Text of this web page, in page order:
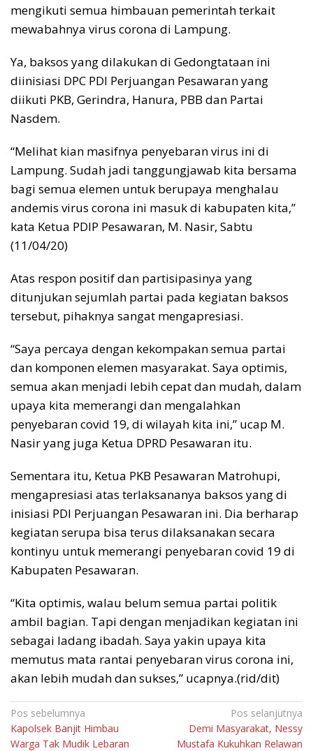
mengikuti semua himbauan pemerintah terkait
mewabahnya virus corona di Lampung.
Ya, baksos yang dilakukan di Gedongtataan ini
diinisiasi DPC PDI Perjuangan Pesawaran yang
diikuti PKB, Gerindra, Hanura, PBB dan Partai
Nasdem.
“Melihat kian masifnya penyebaran virus ini di
Lampung. Sudah jadi tanggungjawab kita bersama
bagi semua elemen untuk berupaya menghalau
andemis virus corona ini masuk di kabupaten kita,”
kata Ketua PDIP Pesawaran, M. Nasir, Sabtu
(11/04/20)
Atas respon positif dan partisipasinya yang
ditunjukan sejumlah partai pada kegiatan baksos
tersebut, pihaknya sangat mengapresiasi.
“Saya percaya dengan kekompakan semua partai
dan komponen elemen masyarakat. Saya optimis,
semua akan menjadi lebih cepat dan mudah, dalam
upaya kita memerangi dan mengalahkan
penyebaran covid 19, di wilayah kita ini,” ucap M.
Nasir yang juga Ketua DPRD Pesawaran itu.
Sementara itu, Ketua PKB Pesawaran Matrohupi,
mengapresiasi atas terlaksananya baksos yang di
inisiasi PDI Perjuangan Pesawaran ini. Dia berharap
kegiatan serupa bisa terus dilaksanakan secara
kontinyu untuk memerangi penyebaran covid 19 di
Kabupaten Pesawaran.
“Kita optimis, walau belum semua partai politik
ambil bagian. Tapi dengan menjadikan kegiatan ini
sebagai ladang ibadah. Saya yakin upaya kita
memutus mata rantai penyebaran virus corona ini,
akan lebih mudah dan sukses,” ucapnya.(rid/dit)
Navigasi
pos
Pos sebelumnya
Kapolsek Banjit Himbau
Warga Tak Mudik Lebaran
Pos selanjutnya
Demi Masyarakat, Nessy
Mustafa Kukuhkan Relawan